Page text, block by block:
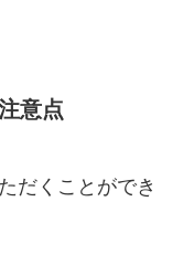
意点
だくことができ